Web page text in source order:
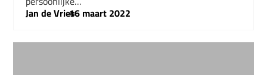
Jan de Vries
–
16 maart 2022